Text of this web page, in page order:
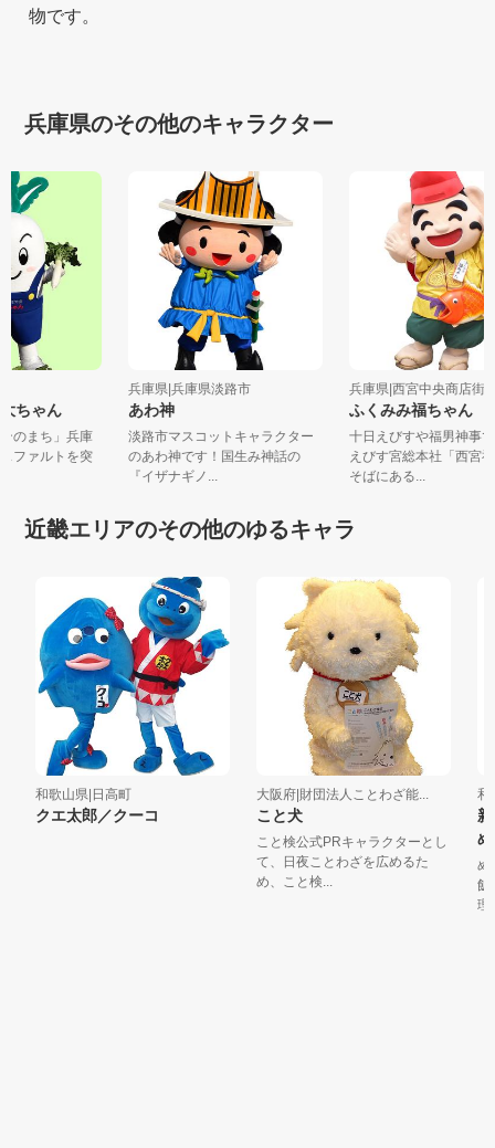
物です。
兵庫県のその他のキャラクター
ちゃん
のまち」兵庫
ファルトを突
兵庫県|兵庫県淡路市
あわ神
淡路市マスコットキャラクター
のあわ神です！国生み神話の
『イザナギノ...
兵庫県|西宮中央商店
ふくみみ福ちゃん
十日えびすや福男神事
えびす宮総本社「西宮
そばにある...
近畿エリアのその他のゆるキャラ
和歌山県|日高町
クエ太郎／クーコ
大阪府|財団法人ことわざ能...
こと犬
こと検公式PRキャラクターとし
て、日夜ことわざを広めるた
め、こと検...
和
め
め
飯
理